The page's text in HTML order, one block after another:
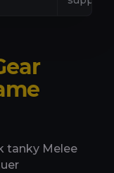
tanky Melee